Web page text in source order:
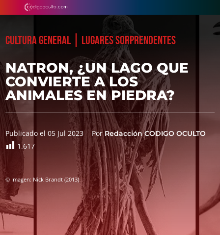
CULTURA GENERAL LUGARES SORPRENDENTES
NATRON, ¿UN LAGO QUE
CONVIERTE A LOS
ANIMALES EN PIEDRA?
Publicado el 05 Jul 2023 PorRedacción CODIGO OCULTO
1.617
© Imagen: Nick Brandt (2013)